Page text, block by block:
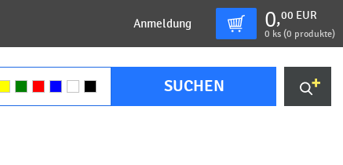
Anmeldung 0,00 EUR
0 ks (0 produkte)
SUCHEN